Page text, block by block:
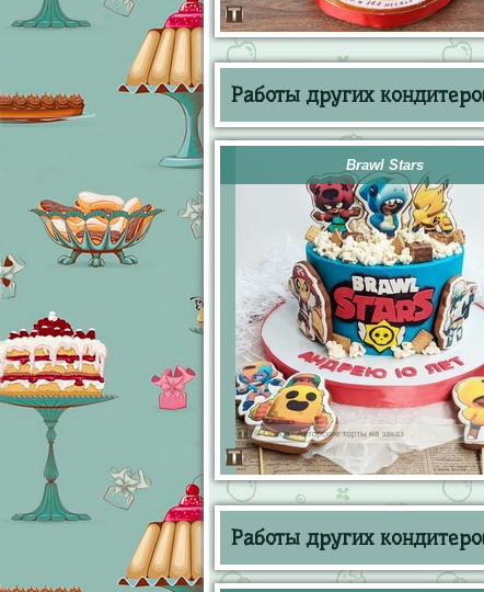
Работы других
Brawl Stars
Работы других